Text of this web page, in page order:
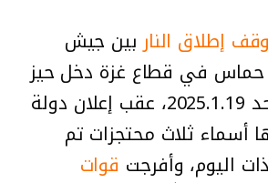
إطلاق النار بين جيش
حماس في قطاع غزة دخل حيز
التنفيذ يوم الأحد 2025.1.19، عقب إعلان دولة
أسماء ثلاث محتجزات تم
اليوم، وأفرجت قوات